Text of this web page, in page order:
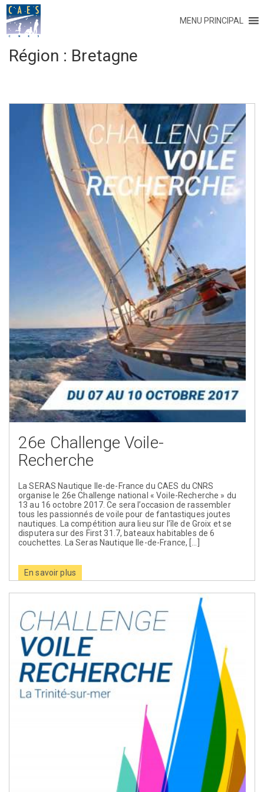
MENU PRINCIPAL
Région : Bretagne
26e Challenge Voile-
Recherche
La SERAS Nautique Ile-de-France du CAES du CNRS
organise le 26e Challenge national « Voile-Recherche » du
13 au 16 octobre 2017. Ce sera l’occasion de rassembler
tous les passionnés de voile pour de fantastiques joutes
nautiques. La compétition aura lieu sur l’île de Groix et se
disputera sur des First 31.7, bateaux habitables de 6
couchettes. La Seras Nautique Ile-de-France, […]
En savoir plus
Navigation
articles